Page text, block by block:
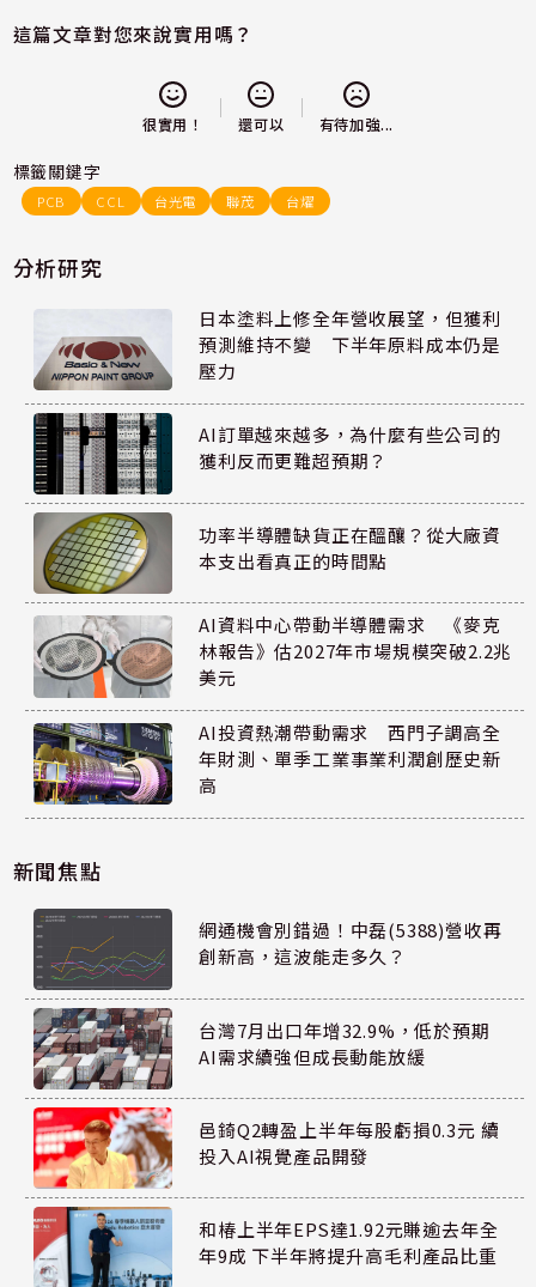
這篇文章對您來說實用嗎？
很實用！ 還可以 有待加強...
標籤關鍵字
PCB CCL 台光電 聯茂 台燿
分析研究
日本塗料上修全年營收展望，但獲利
預測維持不變 下半年原料成本仍是
壓力
AI訂單越來越多，為什麼有些公司的
獲利反而更難超預期？
功率半導體缺貨正在醞釀？從大廠資
本支出看真正的時間點
AI資料中心帶動半導體需求 《麥克
林報告》估2027年市場規模突破2.2兆
美元
AI投資熱潮帶動需求 西門子調高全
年財測、單季工業事業利潤創歷史新
高
新聞焦點
網通機會別錯過！中磊(5388)營收再
創新高，這波能走多久？
台灣7月出口年增32.9%，低於預期
AI需求續強但成長動能放緩
邑錡Q2轉盈上半年每股虧損0.3元 續
投入AI視覺產品開發
和椿上半年EPS達1.92元賺逾去年全
年9成 下半年將提升高毛利產品比重